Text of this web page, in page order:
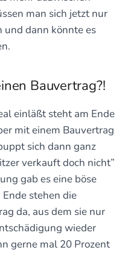
man sich jetzt nur
und dann könnte es
Bauvertrag?!
einläßt steht am Ende
mit einem Bauvertrag
sich dann ganz
verkauft doch nicht”
gab es eine böse
stehen die
da, aus dem sie nur
wieder
gerne mal 20 Prozent